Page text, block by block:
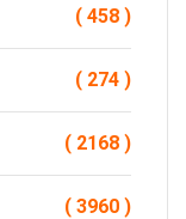
( 458 )
( 274 )
( 2168 )
( 3960 )